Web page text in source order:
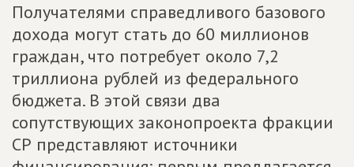
Получателями справедливого базового
дохода могут стать до 60 миллионов
граждан, что потребует около 7,2
триллиона рублей из федерального
бюджета. В этой связи два
сопутствующих законопроекта фракции
СР представляют источники